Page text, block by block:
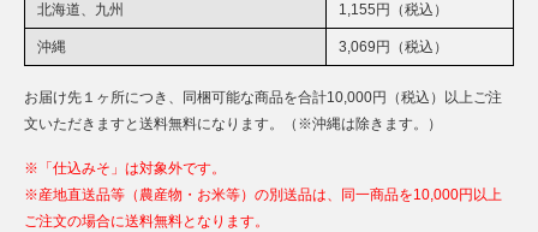
北海道、九州 1,155円（税込）
沖縄 3,069円（税込）
お届け先１ヶ所につき、同梱可能な商品を合計10,000円（税込）以上ご注
文いただきますと送料無料になります。（※沖縄は除きます。）
※「仕込みそ」は対象外です。
※産地直送品等（農産物・お米等）の別送品は、同一商品を10,000円以上
ご注文の場合に送料無料となります。